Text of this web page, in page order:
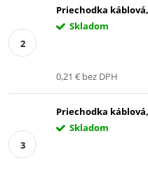
Priechodka
Skladom
0,21 € bez DPH
Priechodka
Skladom